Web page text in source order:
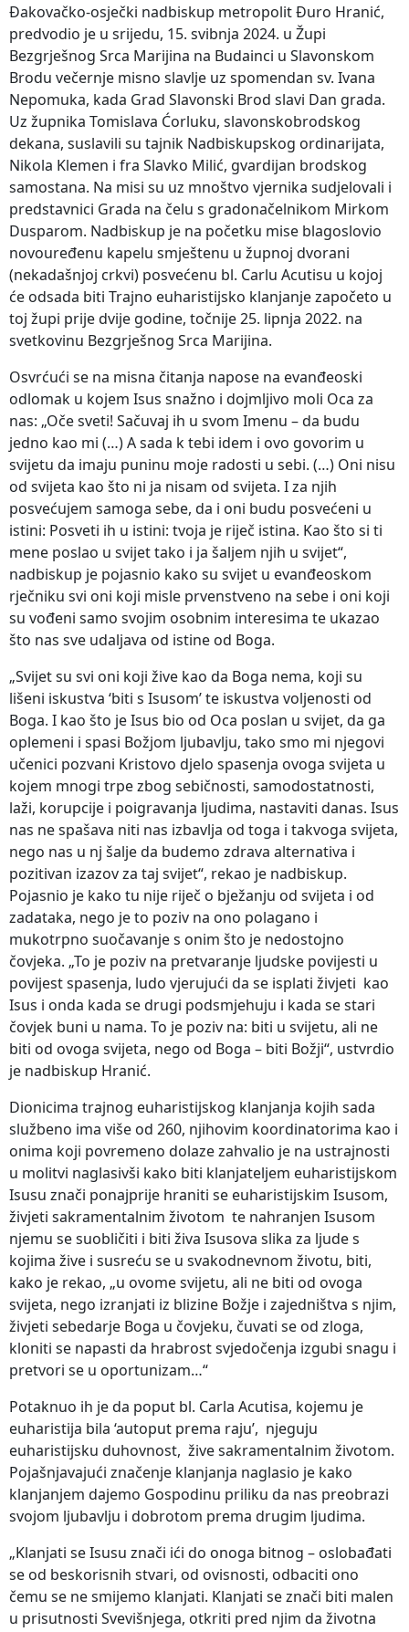
Đakovačko-osječki nadbiskup metropolit Đuro Hranić,
predvodio je u srijedu, 15. svibnja 2024. u Župi
Bezgrješnog Srca Marijina na Budainci u Slavonskom
Brodu večernje misno slavlje uz spomendan sv. Ivana
Nepomuka, kada Grad Slavonski Brod slavi Dan grada.
Uz župnika Tomislava Ćorluku, slavonskobrodskog
dekana, suslavili su tajnik Nadbiskupskog ordinarijata,
Nikola Klemen i fra Slavko Milić, gvardijan brodskog
samostana. Na misi su uz mnoštvo vjernika sudjelovali i
predstavnici Grada na čelu s gradonačelnikom Mirkom
Dusparom. Nadbiskup je na početku mise blagoslovio
novouređenu kapelu smještenu u župnoj dvorani
(nekadašnjoj crkvi) posvećenu bl. Carlu Acutisu u kojoj
će odsada biti Trajno euharistijsko klanjanje započeto u
toj župi prije dvije godine, točnije 25. lipnja 2022. na
svetkovinu Bezgrješnog Srca Marijina.
Osvrćući se na misna čitanja napose na evanđeoski
odlomak u kojem Isus snažno i dojmljivo moli Oca za
nas: „Oče sveti! Sačuvaj ih u svom Imenu – da budu
jedno kao mi (…) A sada k tebi idem i ovo govorim u
svijetu da imaju puninu moje radosti u sebi. (…) Oni nisu
od svijeta kao što ni ja nisam od svijeta. I za njih
posvećujem samoga sebe, da i oni budu posvećeni u
istini: Posveti ih u istini: tvoja je riječ istina. Kao što si ti
mene poslao u svijet tako i ja šaljem njih u svijet“,
nadbiskup je pojasnio kako su svijet u evanđeoskom
rječniku svi oni koji misle prvenstveno na sebe i oni koji
su vođeni samo svojim osobnim interesima te ukazao
što nas sve udaljava od istine od Boga.
„Svijet su svi oni koji žive kao da Boga nema, koji su
lišeni iskustva ‘biti s Isusom’ te iskustva voljenosti od
Boga. I kao što je Isus bio od Oca poslan u svijet, da ga
oplemeni i spasi Božjom ljubavlju, tako smo mi njegovi
učenici pozvani Kristovo djelo spasenja ovoga svijeta u
kojem mnogi trpe zbog sebičnosti, samodostatnosti,
laži, korupcije i poigravanja ljudima, nastaviti danas. Isus
nas ne spašava niti nas izbavlja od toga i takvoga svijeta,
nego nas u nj šalje da budemo zdrava alternativa i
pozitivan izazov za taj svijet“, rekao je nadbiskup.
Pojasnio je kako tu nije riječ o bježanju od svijeta i od
zadataka, nego je to poziv na ono polagano i
mukotrpno suočavanje s onim što je nedostojno
čovjeka. „To je poziv na pretvaranje ljudske povijesti u
povijest spasenja, ludo vjerujući da se isplati živjeti kao
Isus i onda kada se drugi podsmjehuju i kada se stari
čovjek buni u nama. To je poziv na: biti u svijetu, ali ne
biti od ovoga svijeta, nego od Boga – biti Božji“, ustvrdio
je nadbiskup Hranić.
Dionicima trajnog euharistijskog klanjanja kojih sada
službeno ima više od 260, njihovim koordinatorima kao i
onima koji povremeno dolaze zahvalio je na ustrajnosti
u molitvi naglasivši kako biti klanjateljem euharistijskom
Isusu znači ponajprije hraniti se euharistijskim Isusom,
živjeti sakramentalnim životom te nahranjen Isusom
njemu se suobličiti i biti živa Isusova slika za ljude s
kojima žive i susreću se u svakodnevnom životu, biti,
kako je rekao, „u ovome svijetu, ali ne biti od ovoga
svijeta, nego izranjati iz blizine Božje i zajedništva s njim,
živjeti sebedarje Boga u čovjeku, čuvati se od zloga,
kloniti se napasti da hrabrost svjedočenja izgubi snagu i
pretvori se u oportunizam…“
Potaknuo ih je da poput bl. Carla Acutisa, kojemu je
euharistija bila ‘autoput prema raju’, njeguju
euharistijsku duhovnost, žive sakramentalnim životom.
Pojašnjavajući značenje klanjanja naglasio je kako
klanjanjem dajemo Gospodinu priliku da nas preobrazi
svojom ljubavlju i dobrotom prema drugim ljudima.
„Klanjati se Isusu znači ići do onoga bitnog – oslobađati
se od beskorisnih stvari, od ovisnosti, odbaciti ono
čemu se ne smijemo klanjati. Klanjati se znači biti malen
u prisutnosti Svevišnjega, otkriti pred njim da životna